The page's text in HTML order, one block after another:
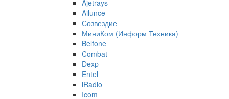
Ajetrays
Ailunce
Созвездие
МиниКом (Информ Техника)
Belfone
Combat
Dexp
Entel
iRadio
Icom